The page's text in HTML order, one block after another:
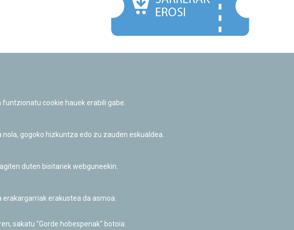
Informazio publikoa eskatzeko baimena
cookie hauek erabili gabe.
gogoko hizkuntza edo zu zauden eskualdea.
duten bisitariek webguneekin.
erakustea da asmoa.
sakatu "Gorde hobespenak" botoia.